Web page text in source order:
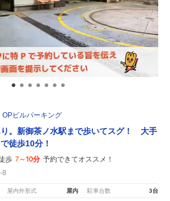
OPビルパーキング
り。新御茶ノ水駅まで歩いてスグ！ 大手
徒歩10分！
歩 7～10分 予約できてオススメ！
8
屋内外形式 屋内 駐車台数 3台